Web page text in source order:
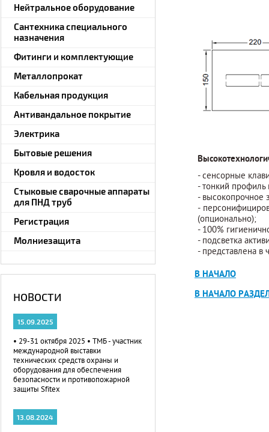
- сенсорные
- тонкий
-
-
(опционально);
- 100%
- подсветка
- представлена
В НАЧАЛО
В НАЧАЛО
Нейтральное оборудование
Сантехника специального
назначения
Фитинги и комплектующие
Металлопрокат
Кабельная продукция
Антивандальное покрытие
Электрика
Бытовые решения
Кровля и водосток
Стыковые сварочные аппараты
для ПНД труб
Регистрация
Молниезащита
НОВОСТИ
15.09.2025
• 29-31 октября 2025 • ТМБ - участник
международной выставки
технических средств охраны и
оборудования для обеспечения
безопасности и противопожарной
защиты Sfitex
13.08.2024